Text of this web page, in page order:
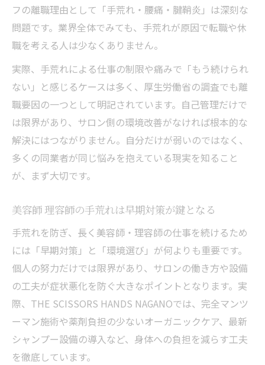
フの離職理由として「手荒れ・腰痛・腱鞘炎」は深刻な
問題です。業界全体でみても、手荒れが原因で転職や休
職を考える人は少なくありません。
実際、手荒れによる仕事の制限や痛みで「もう続けられ
ない」と感じるケースは多く、厚生労働省の調査でも離
職要因の一つとして明記されています。自己管理だけで
は限界があり、サロン側の環境改善がなければ根本的な
解決にはつながりません。自分だけが弱いのではなく、
多くの同業者が同じ悩みを抱えている現実を知ること
が、まず大切です。
美容師 理容師の手荒れは早期対策が鍵となる
手荒れを防ぎ、長く美容師・理容師の仕事を続けるため
には「早期対策」と「環境選び」が何よりも重要です。
個人の努力だけでは限界があり、サロンの働き方や設備
の工夫が症状悪化を防ぐ大きなポイントとなります。実
際、THE SCISSORS HANDS NAGANOでは、完全マンツ
ーマン施術や薬剤負担の少ないオーガニックケア、最新
シャンプー設備の導入など、身体への負担を減らす工夫
を徹底しています。